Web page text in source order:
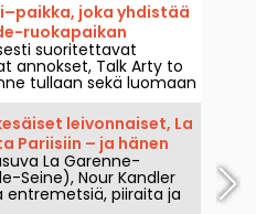
joka yhdistää
ruokapaikan
suoritettavat
annokset, Talk Arty to
tullaan sekä luomaan
ja
välimaastossa.leivonnaiset, La
Pariisiin – ja hänen
La Garenne-
Seine), Nour Kandler
piiraita ja